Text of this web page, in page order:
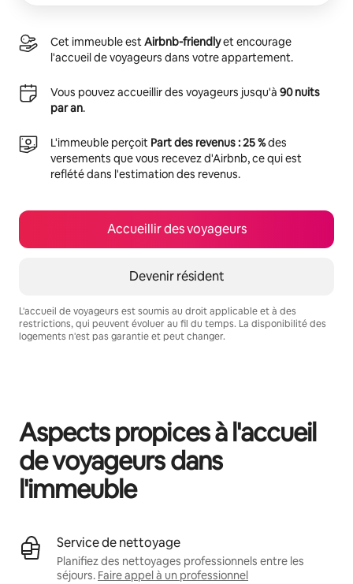
Cet immeuble estAirbnb-friendlyet encourage
l'accueil de voyageurs dans votre appartement.
Vous pouvez accueillir des voyageurs jusqu'à 90 nuits
par an.
L'immeuble perçoit Part des revenus : 25 %des
versements que vous recevez d'Airbnb, ce qui est
reflété dans l'estimation des revenus.
Accueillir des voyageurs
Devenir résident
L'accueil de voyageurs est soumis au droit applicable et à des
restrictions, qui peuvent évoluer au fil du temps. La disponibilité des
logements n'est pas garantie et peut changer.
Aspects propices à l'accueil
de voyageurs dans
l'immeuble
Service de nettoyage
Planifiez des nettoyages professionnels entre les
séjours. Faire appel à un professionnel